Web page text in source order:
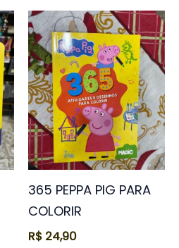
365 PEPPA PIG PARA
COLORIR
R$ 24,90